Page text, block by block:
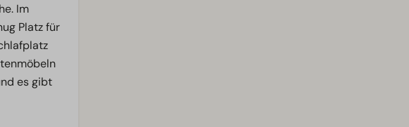
Im
Platz für
es gibt